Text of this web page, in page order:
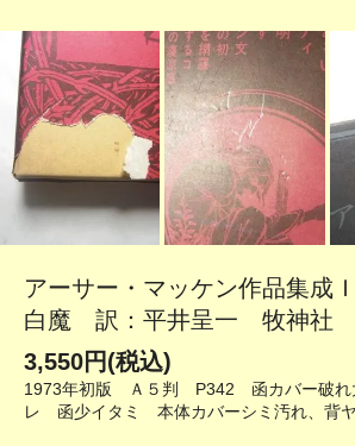
アーサー・マッケン作品集成
白魔 訳：平井呈一 牧神社
3,550円(税込)
1973年初版 Ａ５判 P342 函カバー破れ
レ 函少イタミ 本体カバーシミ汚れ、背